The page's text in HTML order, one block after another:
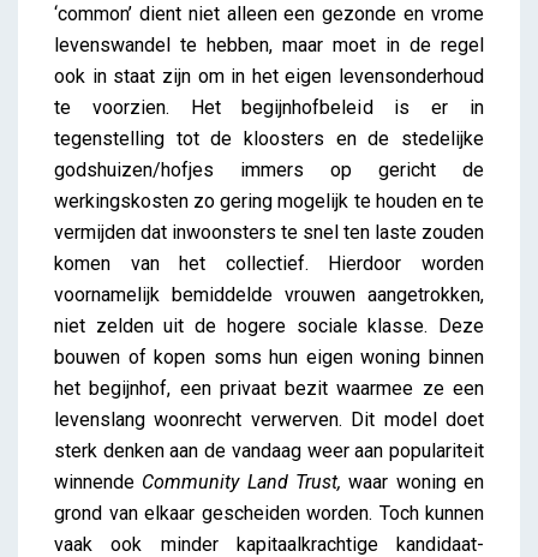
‘common’ dient niet alleen een gezonde en vrome
levenswandel te hebben, maar moet in de regel
ook in staat zijn om in het eigen levensonderhoud
te voorzien. Het begijnhofbeleid is er in
tegenstelling tot de kloosters en de stedelijke
godshuizen/hofjes immers op gericht de
werkingskosten zo gering mogelijk te houden en te
vermijden dat inwoonsters te snel ten laste zouden
komen van het collectief. Hierdoor worden
voornamelijk bemiddelde vrouwen aangetrokken,
niet zelden uit de hogere sociale klasse. Deze
bouwen of kopen soms hun eigen woning binnen
het begijnhof, een privaat bezit waarmee ze een
levenslang woonrecht verwerven. Dit model doet
sterk denken aan de vandaag weer aan populariteit
winnende Community Land Trust,waar woning en
grond van elkaar gescheiden worden. Toch kunnen
vaak ook minder kapitaalkrachtige kandidaat-